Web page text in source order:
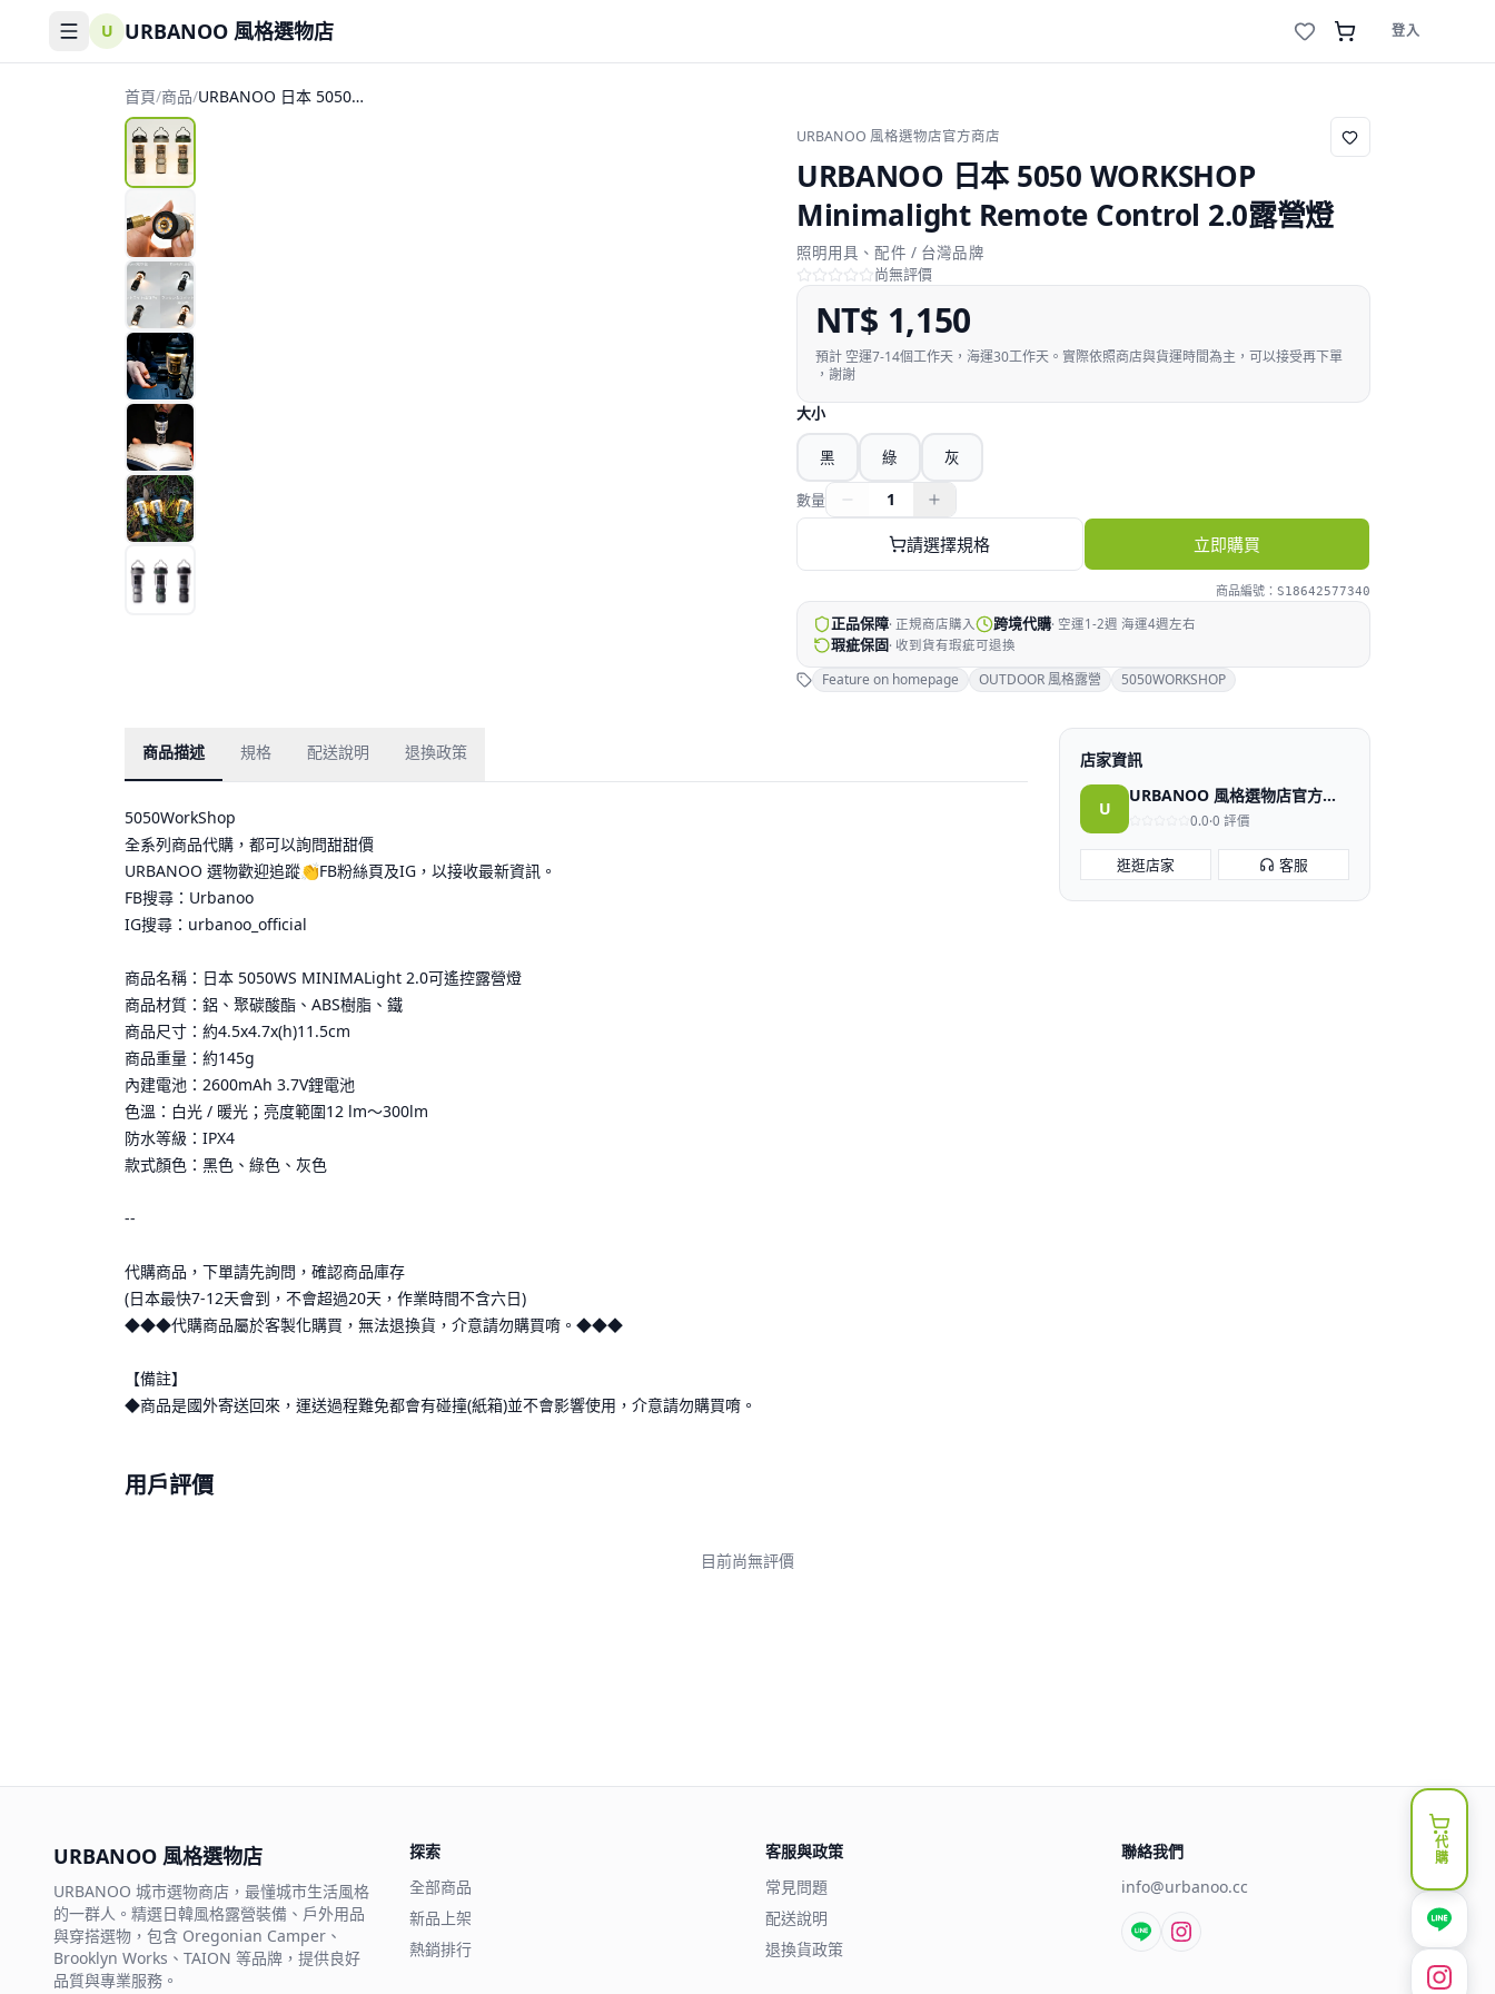
U URBANOO 風格選物店 登入
首頁/商品/URBANOO 日本 5050
URBANOO 風格選物店官方商店
URBANOO 日本 5050 WORKSHOP
Minimalight Remote Control 2.0露營燈
照明用具、配件 / 台灣品牌
尚無評價
NT$ 1,150
預計 空運7-14個工作天，海運30工作天。實際依照商店與貨運時間為主，可以接受再下單
，謝謝
大小
黑 綠 灰
數量 1
請選擇規格 立即購買
商品編號： S18642577340
正品保障· 正規商店購入 跨境代購· 空運1-2週 海運4週左右
瑕疵保固· 收到貨有瑕疵可退換
Feature on homepage OUTDOOR 風格露營 5050WORKSHOP
商品描述 規格 配送說明 退換政策
5050WorkShop
全系列商品代購，都可以詢問甜甜價
URBANOO 選物歡迎追蹤👏FB粉絲頁及IG，以接收最新資訊。
FB搜尋：Urbanoo
IG搜尋：urbanoo_official
商品名稱：日本 5050WS MINIMALight 2.0可遙控露營燈
商品材質：鋁、聚碳酸酯、ABS樹脂、鐵
商品尺寸：約4.5x4.7x(h)11.5cm
商品重量：約145g
內建電池：2600mAh 3.7V鋰電池
色溫：白光 / 暖光；亮度範圍12 lm～300lm
防水等級：IPX4
款式顏色：黑色、綠色、灰色
--
代購商品，下單請先詢問，確認商品庫存
(日本最快7-12天會到，不會超過20天，作業時間不含六日)
◆◆◆代購商品屬於客製化購買，無法退換貨，介意請勿購買唷。◆◆◆
【備註】
◆商品是國外寄送回來，運送過程難免都會有碰撞(紙箱)並不會影響使用，介意請勿購買唷。
店家資訊
U
URBANOO 風格選物店官方商店
0.0·0 評價
逛逛店家 客服
用戶評價
目前尚無評價
URBANOO 風格選物店
URBANOO 城市選物商店，最懂城市生活風格
的一群人。精選日韓風格露營裝備、戶外用品
與穿搭選物，包含 Oregonian Camper、
Brooklyn Works、TAION 等品牌，提供良好
品質與專業服務。
探索
全部商品
新品上架
熱銷排行
客服與政策
常見問題
配送說明
退換貨政策
聯絡我們
info@urbanoo.cc
代購